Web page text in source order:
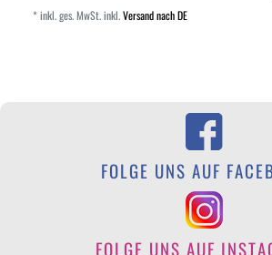
*inkl. ges. MwSt.inkl.Versand nach DE
FOLGE UNS AUF
FOLGE UNS AUF